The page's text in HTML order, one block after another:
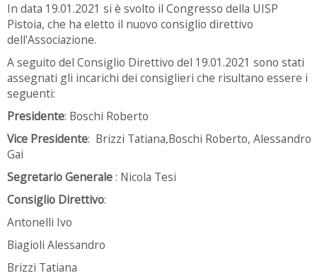
In data 19.01.2021 si è svolto il Congresso della UISP
Pistoia, che ha eletto il nuovo consiglio direttivo
dell'Associazione.
A seguito del Consiglio Direttivo del 19.01.2021 sono stati
assegnati gli incarichi dei consiglieri che risultano essere i
seguenti:
Presidente: Boschi Roberto
Vice Presidente: Brizzi Tatiana,Boschi Roberto, Alessandro
Gai
Segretario Generale: Nicola Tesi
Consiglio Direttivo:
Antonelli Ivo
Biagioli Alessandro
Brizzi Tatiana